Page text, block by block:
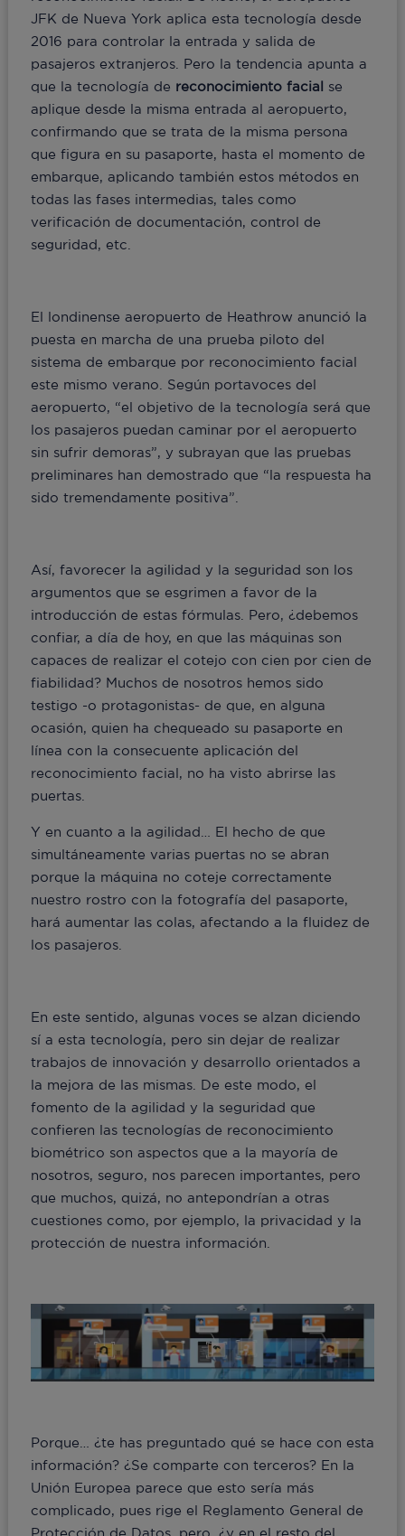
JFK de Nueva York aplica esta tecnología desde
2016 para controlar la entrada y salida de
pasajeros extranjeros. Pero la tendencia apunta a
que la tecnología de reconocimiento facial se
aplique desde la misma entrada al aeropuerto,
confirmando que se trata de la misma persona
que figura en su pasaporte, hasta el momento de
embarque, aplicando también estos métodos en
todas las fases intermedias, tales como
verificación de documentación, control de
seguridad, etc.
El londinense aeropuerto de Heathrow anunció la
puesta en marcha de una prueba piloto del
sistema de embarque por reconocimiento facial
este mismo verano. Según portavoces del
aeropuerto, “el objetivo de la tecnología será que
los pasajeros puedan caminar por el aeropuerto
sin sufrir demoras”, y subrayan que las pruebas
preliminares han demostrado que “la respuesta ha
sido tremendamente positiva”.
Así, favorecer la agilidad y la seguridad son los
argumentos que se esgrimen a favor de la
introducción de estas fórmulas. Pero, ¿debemos
confiar, a día de hoy, en que las máquinas son
capaces de realizar el cotejo con cien por cien de
fiabilidad? Muchos de nosotros hemos sido
testigo -o protagonistas- de que, en alguna
ocasión, quien ha chequeado su pasaporte en
línea con la consecuente aplicación del
reconocimiento facial, no ha visto abrirse las
puertas.
Y en cuanto a la agilidad… El hecho de que
simultáneamente varias puertas no se abran
porque la máquina no coteje correctamente
nuestro rostro con la fotografía del pasaporte,
hará aumentar las colas, afectando a la fluidez de
los pasajeros.
En este sentido, algunas voces se alzan diciendo
sí a esta tecnología, pero sin dejar de realizar
trabajos de innovación y desarrollo orientados a
la mejora de las mismas. De este modo, el
fomento de la agilidad y la seguridad que
confieren las tecnologías de reconocimiento
biométrico son aspectos que a la mayoría de
nosotros, seguro, nos parecen importantes, pero
que muchos, quizá, no antepondrían a otras
cuestiones como, por ejemplo, la privacidad y la
protección de nuestra información.
Porque… ¿te has preguntado qué se hace con esta
información? ¿Se comparte con terceros? En la
Unión Europea parece que esto sería más
complicado, pues rige el Reglamento General de